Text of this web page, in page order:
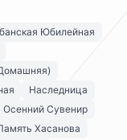
Юбилейная
Наследница
Осенний Сувенир
Хасанова